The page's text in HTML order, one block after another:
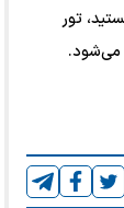
تور
می‌شود.